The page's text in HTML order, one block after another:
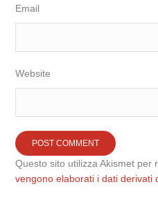
Email
Website
Questo sito utilizza Akismet
vengono elaborati i dati derivati